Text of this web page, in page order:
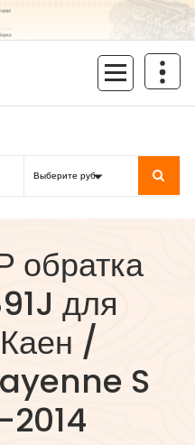
обратка
для
/
S
2014